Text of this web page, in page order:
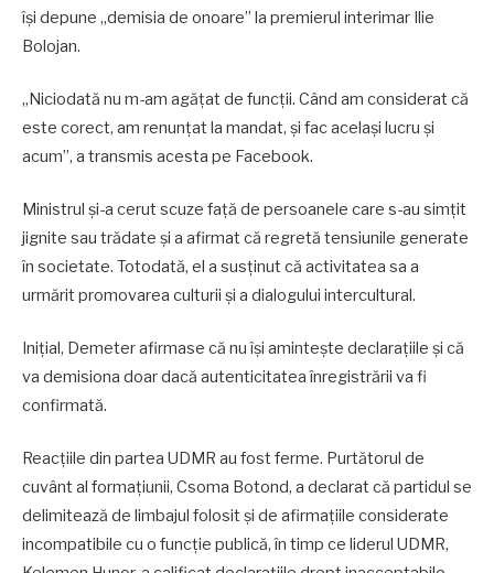
își depune „demisia de onoare” la premierul interimar Ilie
Bolojan.
„Niciodată nu m-am agățat de funcții. Când am considerat că
este corect, am renunțat la mandat, și fac același lucru și
acum”, a transmis acesta pe Facebook.
Ministrul și-a cerut scuze față de persoanele care s-au simțit
jignite sau trădate și a afirmat că regretă tensiunile generate
în societate. Totodată, el a susținut că activitatea sa a
urmărit promovarea culturii și a dialogului intercultural.
Inițial, Demeter afirmase că nu își amintește declarațiile și că
va demisiona doar dacă autenticitatea înregistrării va fi
confirmată.
Reacțiile din partea UDMR au fost ferme. Purtătorul de
cuvânt al formațiunii, Csoma Botond, a declarat că partidul se
delimitează de limbajul folosit și de afirmațiile considerate
incompatibile cu o funcție publică, în timp ce liderul UDMR,